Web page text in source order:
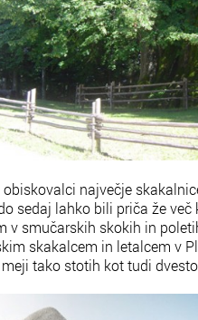
obiskovalci največje
sedaj lahko bili priča že
v smučarskih skokih in
skakalcem in letalcem v
tako stotih kot tudi